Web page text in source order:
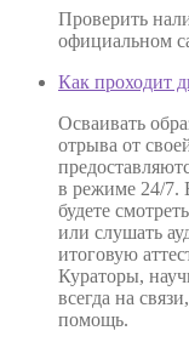
Проверить
официальном
Как проходит
Осваивать
отрыва от
в режиме 24/7.
будете
или слушать
итоговую
Кураторы,
всегда на
помощь.